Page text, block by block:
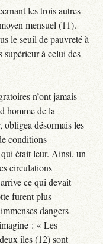
les trois autres
mensuel (11).
le seuil de pauvreté à
à celui des
n’ont jamais
homme de la
désormais les
conditions
était leur. Ainsi, un
circulations
ce qui devait
furent plus
dangers
: « Les
îles (12) sont